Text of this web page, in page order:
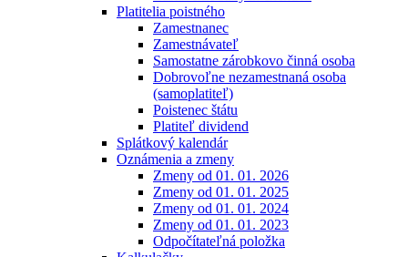
Platitelia poistného
Zamestnanec
Zamestnávateľ
Samostatne zárobkovo činná osoba
Dobrovoľne nezamestnaná osoba
(samoplatiteľ)
Poistenec štátu
Platiteľ dividend
Splátkový kalendár
Oznámenia a zmeny
Zmeny od 01. 01. 2026
Zmeny od 01. 01. 2025
Zmeny od 01. 01. 2024
Zmeny od 01. 01. 2023
Odpočítateľná položka